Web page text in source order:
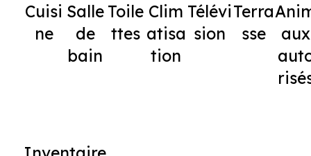
Cuisi
ne
Salle
de
bain
Toile
ttes
Clim
atisa
tion
Télévi
sion
Terra
sse
aux